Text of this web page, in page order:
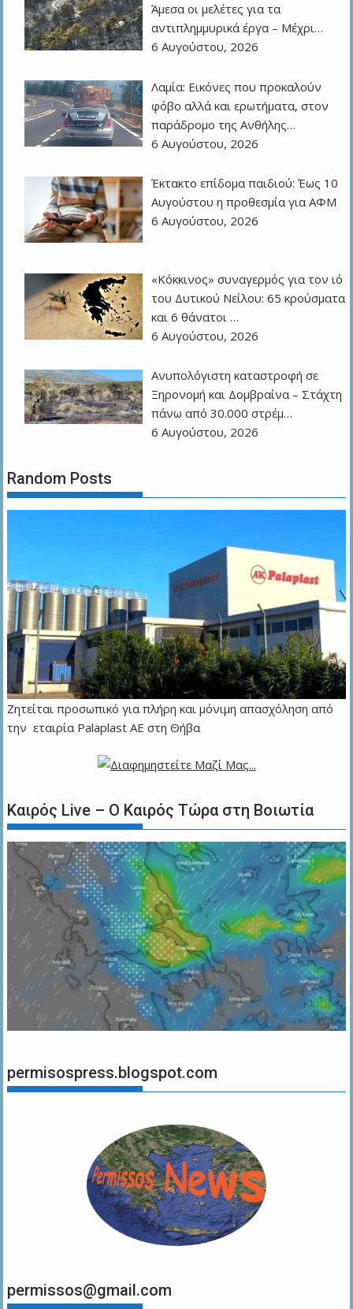
Άμεσα οι μελέτες για τα
αντιπλημμυρικά έργα – Μέχρι…
6 Αυγούστου, 2026
Λαμία: Εικόνες που προκαλούν
φόβο αλλά και ερωτήματα, στον
παράδρομο της Ανθήλης…
6 Αυγούστου, 2026
Έκτακτο επίδομα παιδιού: Έως 10
Αυγούστου η προθεσμία για ΑΦΜ
6 Αυγούστου, 2026
«Κόκκινος» συναγερμός για τον ιό
του Δυτικού Νείλου: 65 κρούσματα
και 6 θάνατοι …
6 Αυγούστου, 2026
Ανυπολόγιστη καταστροφή σε
Ξηρονομή και Δομβραίνα – Στάχτη
πάνω από 30.000 στρέμ…
6 Αυγούστου, 2026
Random Posts
Ζητείται προσωπικό για πλήρη και μόνιμη απασχόληση από
την εταιρία Palaplast AE στη Θήβα
Καιρός Live – Ο Καιρός Τώρα στη Βοιωτία
permisospress.blogspot.com
permissos@gmail.com